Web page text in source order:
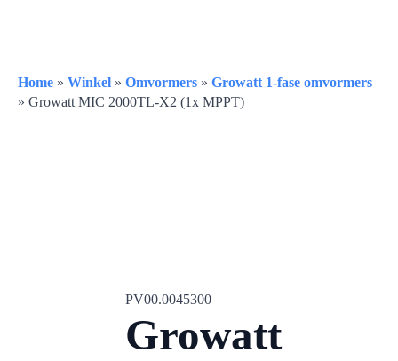
Home » Winkel » Omvormers » Growatt 1-fase omvormers
» Growatt MIC 2000TL-X2 (1x MPPT)
PV00.0045300
Growatt